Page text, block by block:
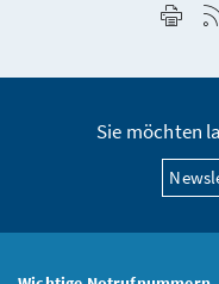
Sie möchten